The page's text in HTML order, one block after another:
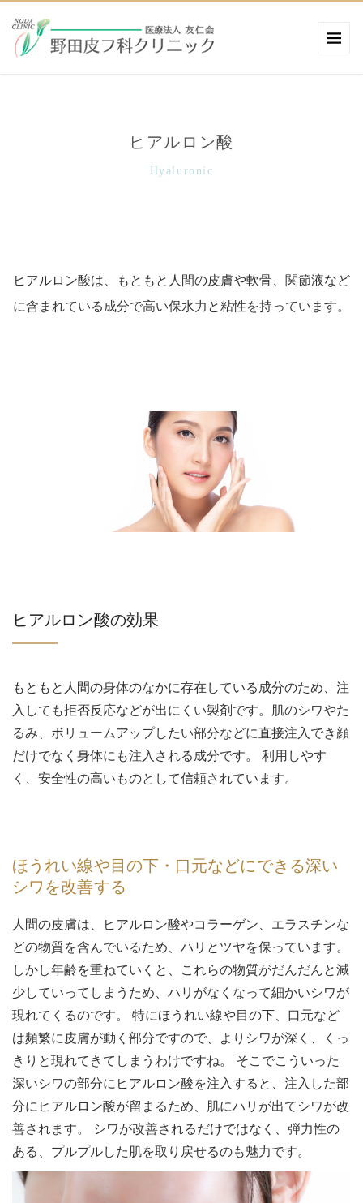
ヒアルロン酸
Hyaluronic
ヒアルロン酸は、もともと人間の皮膚や軟骨、関節液など
に含まれている成分で高い保水力と粘性を持っています。
ヒアルロン酸の効果
もともと人間の身体のなかに存在している成分のため、注
入しても拒否反応などが出にくい製剤です。肌のシワやた
るみ、ボリュームアップしたい部分などに直接注入でき顔
だけでなく身体にも注入される成分です。 利用しやす
く、安全性の高いものとして信頼されています。
ほうれい線や目の下・口元などにできる深い
シワを改善する
人間の皮膚は、ヒアルロン酸やコラーゲン、エラスチンな
どの物質を含んでいるため、ハリとツヤを保っています。
しかし年齢を重ねていくと、これらの物質がだんだんと減
少していってしまうため、ハリがなくなって細かいシワが
現れてくるのです。 特にほうれい線や目の下、口元など
は頻繁に皮膚が動く部分ですので、よりシワが深く、くっ
きりと現れてきてしまうわけですね。 そこでこういった
深いシワの部分にヒアルロン酸を注入すると、注入した部
分にヒアルロン酸が留まるため、肌にハリが出てシワが改
善されます。 シワが改善されるだけではなく、弾力性の
ある、プルプルした肌を取り戻せるのも魅力です。